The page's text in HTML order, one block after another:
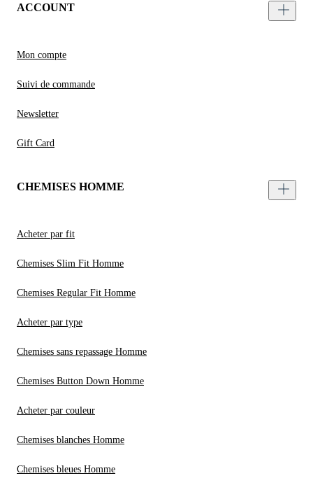
ACCOUNT
Mon compte
Suivi de commande
Newsletter
Gift Card
CHEMISES HOMME
Acheter par fit
Chemises Slim Fit Homme
Chemises Regular Fit Homme
Acheter par type
Chemises sans repassage Homme
Chemises Button Down Homme
Acheter par couleur
Chemises blanches Homme
Chemises bleues Homme